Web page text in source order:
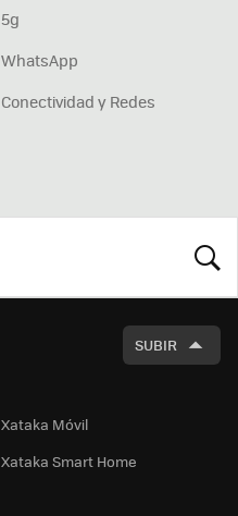
5g
WhatsApp
Conectividad y Redes
SUBIR
Xataka Móvil
Xataka Smart Home